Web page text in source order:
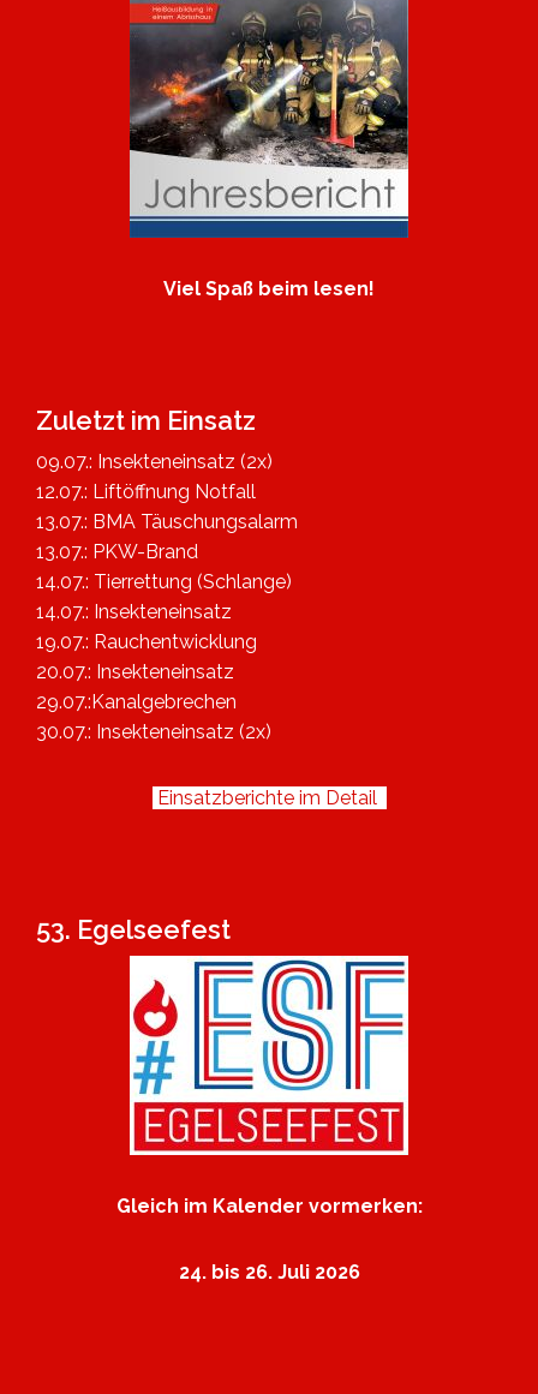
Viel Spaß beim lesen!
Zuletzt im Einsatz
09.07.: Insekteneinsatz (2x)
12.07.: Liftöffnung Notfall
13.07.: BMA Täuschungsalarm
13.07.: PKW-Brand
14.07.: Tierrettung (Schlange)
14.07.: Insekteneinsatz
19.07.: Rauchentwicklung
20.07.: Insekteneinsatz
29.07.:Kanalgebrechen
30.07.: Insekteneinsatz (2x)
Einsatzberichte im Detail
53. Egelseefest
Gleich im Kalender vormerken:
24. bis 26. Juli 2026